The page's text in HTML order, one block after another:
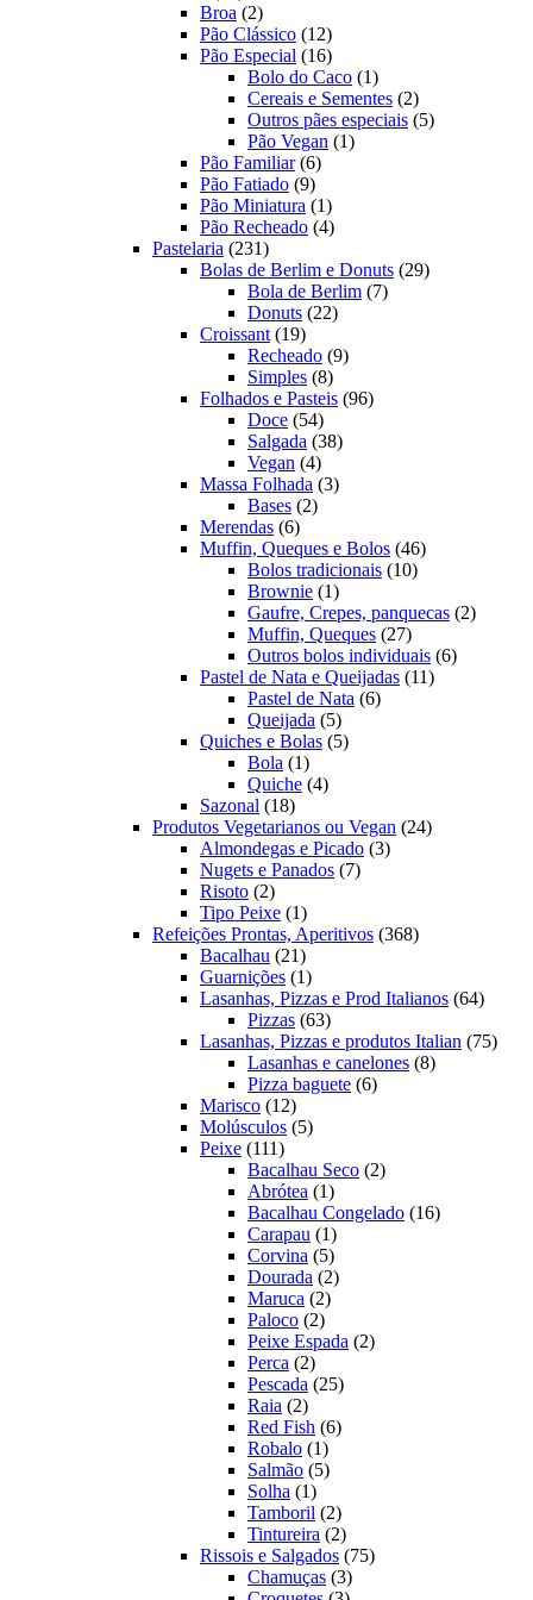
produtos
Broa 22
produtos
Pão Clássico 1212
produtos
Pão Especial 1616
produtos
Bolo do Caco 11
produto
Cereais e Sementes 22
produtos
Outros pães especiais 55
Pão Vegan 11
Pão Familiar 66
produtos
Pão Fatiado 99
produtos
Pão Miniatura 11
produto
Pão Recheado 44
Pastelaria 231231
produtos
Bolas de Berlim e Donuts 2929
Bola de Berlim 77
Donuts 2222
Croissant 1919
produtos
Recheado 99
Simples 88
produtos
Folhados e Pasteis 9696
Doce 5454
produtos
Salgada 3838
Vegan 44
produtos
Massa Folhada 33
Bases 22
Merendas 66
produtos
Muffin, Queques e Bolos 4646
Bolos tradicionais 1010
Brownie 11
produto
Gaufre, Crepes, panquecas 22
Muffin, Queques 2727
produtos
Outros bolos individuais 66
Pastel de Nata e Queijadas 1111
Pastel de Nata 66
Queijada 55
produtos
Quiches e Bolas 55
Bola 11
produto
Quiche 44
Sazonal 1818
produtos
Produtos Vegetarianos ou Vegan 2424
Almondegas e Picado 33
Nugets e Panados 77
Risoto 22
produtos
Tipo Peixe 11
produto
Refeições Prontas, Aperitivos 368368
Bacalhau 2121
produtos
Guarnições 11
produto
Lasanhas, Pizzas e Prod Italianos 6464
Pizzas 6363
produtos
Lasanhas, Pizzas e produtos Italian 7575
Lasanhas e canelones 88
Pizza baguete 66
Marisco 1212
produtos
Molúsculos 55
Peixe 111111
produtos
Bacalhau Seco 22
Abrótea 11
produto
Bacalhau Congelado 1616
Carapau 11
produto
Corvina 55
produtos
Dourada 22
Maruca 22
produtos
Paloco 22
produtos
Peixe Espada 22
Perca 22
produtos
Pescada 2525
Raia 22
produtos
Red Fish 66
Robalo 11
produto
Salmão 55
Solha 11
produto
Tamboril 22
produtos
Tintureira 22
produtos
Rissois e Salgados 7575
Chamuças 33